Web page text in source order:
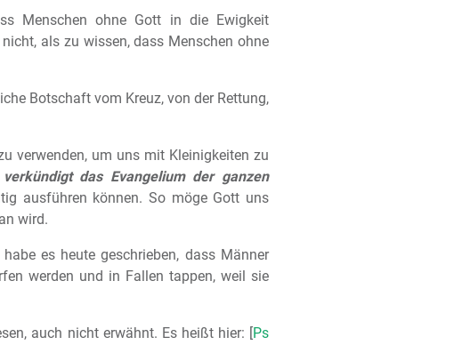
Menschen ohne Gott in die Ewigkeit
als zu wissen, dass Menschen ohne
Botschaft vom Kreuz, von der Rettung,
verwenden, um uns mit Kleinigkeiten zu
das Evangelium der ganzen
ausführen können. So möge Gott uns
wird.
es heute geschrieben, dass Männer
werden und in Fallen tappen, weil sie
auch nicht erwähnt. Es heißt hier: [Ps